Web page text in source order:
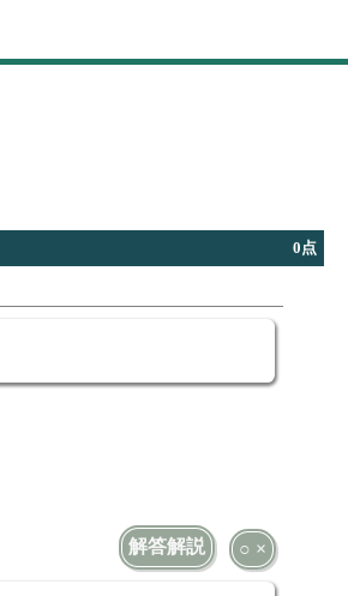
0点
解答解説 ○ ×